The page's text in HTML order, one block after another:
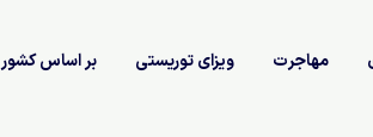
مهاجرت ویزای توریستی بر اساس کشور